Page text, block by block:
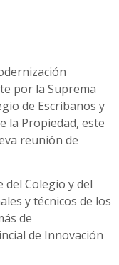
por la Suprema
de Escribanos y
la Propiedad, este
reunión de
del Colegio y del
y técnicos de los
de
de Innovación